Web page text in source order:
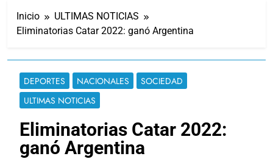
Inicio
ULTIMAS NOTICIAS
Eliminatorias Catar 2022: ganó Argentina
DEPORTES NACIONALES
SOCIEDAD
ULTIMAS NOTICIAS
Eliminatorias Catar 2022:
ganó Argentina